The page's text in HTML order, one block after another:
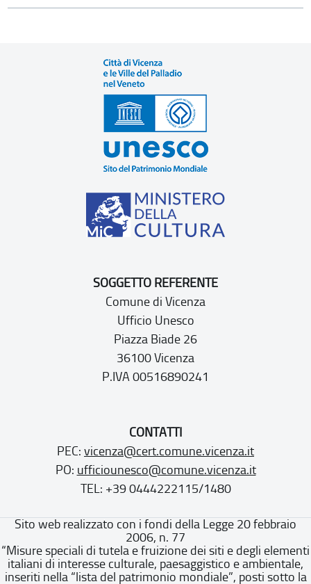
SOGGETTO REFERENTE
Comune di Vicenza
Ufficio Unesco
Piazza Biade 26
36100 Vicenza
P.IVA 00516890241
CONTATTI
PEC: vicenza@cert.comune.vicenza.it
PO: ufficiounesco@comune.vicenza.it
TEL: +39 0444222115/1480
Sito web realizzato con i fondi della Legge 20 febbraio
2006, n. 77
“Misure speciali di tutela e fruizione dei siti e degli elementi
italiani di interesse culturale, paesaggistico e ambientale,
inseriti nella “lista del patrimonio mondiale”, posti sotto la